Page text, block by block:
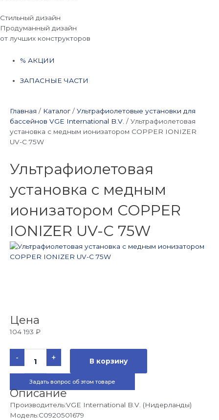
Стильный дизайн
Продуманный дизайн
от лучших конструкторов
% АКЦИИ
ЗАПАСНЫЕ ЧАСТИ
Главная / Каталог / Ультрафиолетовые установки для
бассейнов VGE International B.V. / Ультрафиолетовая
установка с медным ионизатором COPPER IONIZER
UV-C 75W
Ультрафиолетовая
установка с медным
ионизатором COPPER
IONIZER UV-C 75W
Цена
104 193 ₽
-
Количество
товара
Ультрафиолетовая
медным
ионизатором
COPPER
IONIZER
UV-
C
+ В корзину
Задать вопрос об этом товаре
Описание
Производитель:VGE International B.V. (Нидерланды)
Модель:C0920501679